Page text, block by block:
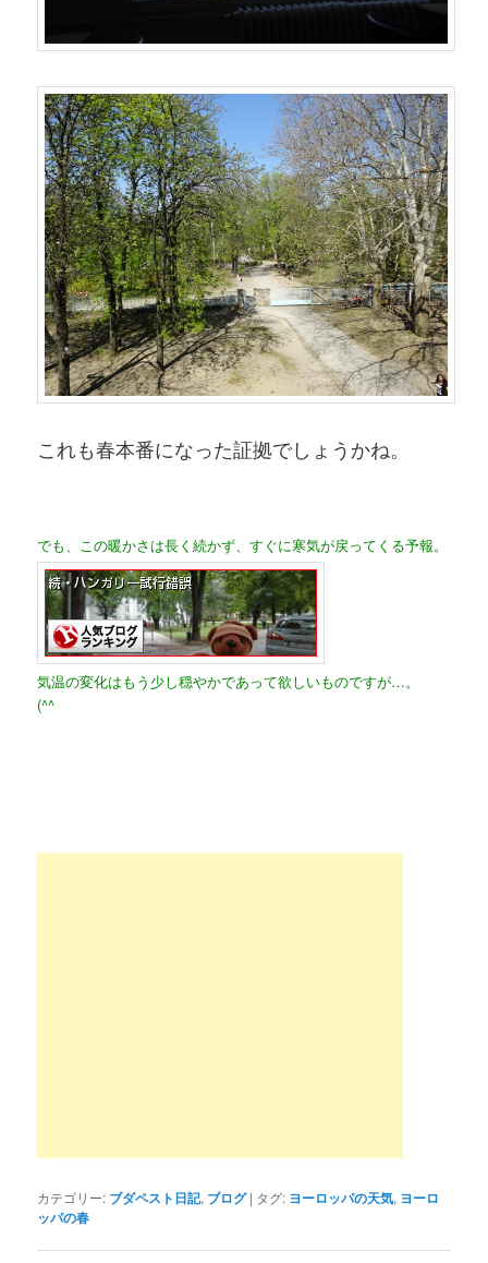
これも春本番になった証拠でしょうかね。
でも、この暖かさは長く続かず、すぐに寒気が戻ってくる予報。
気温の変化はもう少し穏やかであって欲しいものですが…。
(^^ゞ
カテゴリー: ブダペスト日記, ブログ | タグ: ヨーロッパの天気, ヨーロ
ッパの春